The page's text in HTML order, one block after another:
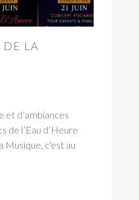
DE LA
et d’ambiances
de l’Eau d’Heure
Musique, c'est au